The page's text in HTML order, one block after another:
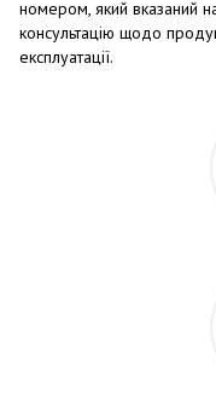
номером, який вказаний
консультацію щодо
експлуатації.